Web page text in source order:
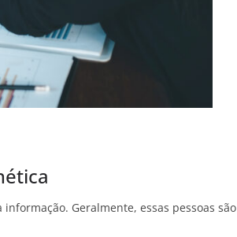
Geralmente, essas pessoas são